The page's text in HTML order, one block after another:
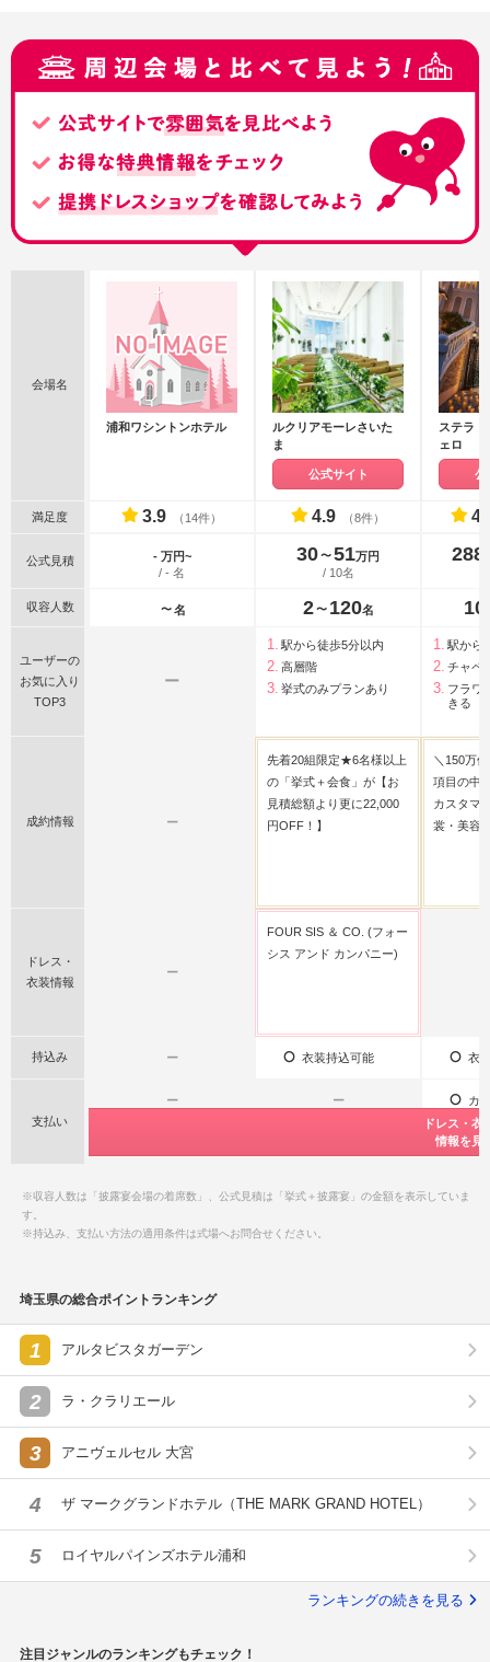
会場名
浦和ワシントンホテル
ルクリアモーレさいた
ま
公式サイト
ステラ
ェロ
公
満足度 3.9 （14件） 4.9 （8件）
公式見積
- 万円~
/ - 名
30〜51万円
/ 10名
288
収容人数 〜 名 2 〜 120名 10
ユーザーの
お気に入り
TOP3
ー
駅から徒歩5分以内
高層階
挙式のみプランあり
駅から
チャペ
フラワ
きる
成約情報 ー
先着20組限定★6名様以上
の「挙式＋会食」が【お
見積総額より更に22,000
円OFF！】
＼150万
項目の中
カスタマ
裳・美容
公式サイト
特典情報をチ
公式サイト
特典情報をチ
ドレス・
衣装情報
ー
FOUR SIS ＆ CO. (フォー
シス アンド カンパニー)
ドレス・衣
情報を見
ドレス・衣
情報を見
持込み ー 衣装持込可能 衣
支払い
ー ー カ
※収容人数は「披露宴会場の着席数」、公式見積は「挙式＋披露宴」の金額を表示していま
す。
※持込み、支払い方法の適用条件は式場へお問合せください。
埼玉県の総合ポイントランキング
1 アルタビスタガーデン
2 ラ・クラリエール
3 アニヴェルセル 大宮
4 ザ マークグランドホテル（THE MARK GRAND HOTEL）
5 ロイヤルパインズホテル浦和
ランキングの続きを見る
注目ジャンルのランキングもチェック！